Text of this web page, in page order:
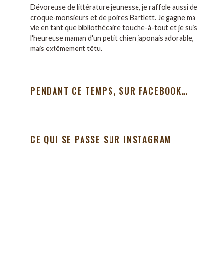
Dévoreuse de littérature jeunesse, je raffole aussi de
croque-monsieurs et de poires Bartlett. Je gagne ma
vie en tant que bibliothécaire touche-à-tout et je suis
l'heureuse maman d'un petit chien japonais adorable,
mais extêmement têtu.
PENDANT CE TEMPS, SUR FACEBOOK…
CE QUI SE PASSE SUR INSTAGRAM